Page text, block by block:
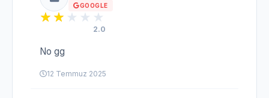
GOOGLE
2.0
No gg
12 Temmuz 2025